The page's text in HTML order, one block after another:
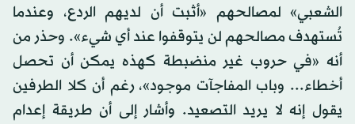
الشعبي» لمصالحهم «أثبت أن لديهم الردع، وعندما
تُستهدف مصالحهم لن يتوقفوا عند أي شيء». وحذر من
أنه «في حروب غير منضبطة كهذه يمكن أن تحصل
أخطاء... وباب المفاجآت موجود»، رغم أن كلا الطرفين
يقول إنه لا يريد التصعيد. وأشار إلى أن طريقة إعدام